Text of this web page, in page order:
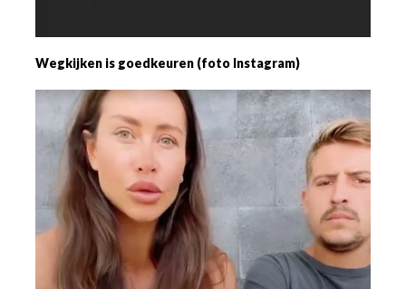
Wegkijken is goedkeuren (foto Instagram)